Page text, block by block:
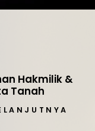
Hakmilik &
Tanah